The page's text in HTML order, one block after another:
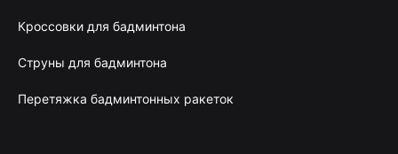
Кроссовки для бадминтона
Струны для бадминтона
Перетяжка бадминтонных ракеток